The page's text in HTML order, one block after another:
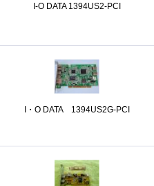
I-O DATA 1394US2-PCI
I・O DATA 1394US2G-PCI